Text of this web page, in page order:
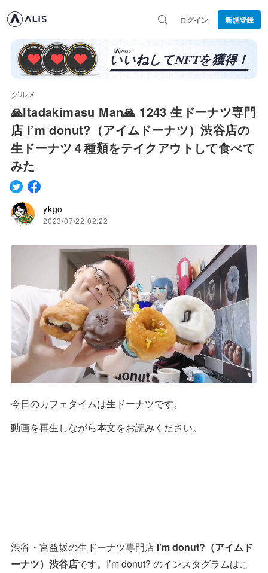
ログイン 新規登録
グルメ
🙏Itadakimasu Man🙏 1243 生ドーナツ専門
店 I’m donut?（アイムドーナツ）渋谷店の
生ドーナツ４種類をテイクアウトして食べて
みた
ykgo
2023/07/22 02:22
今日のカフェタイムは生ドーナツです。
動画を再生しながら本文をお読みください。
渋谷・宮益坂の生ドーナツ専門店 I’m donut?（アイムド
ーナツ）渋谷店です。I’m donut? のインスタグラムはこ